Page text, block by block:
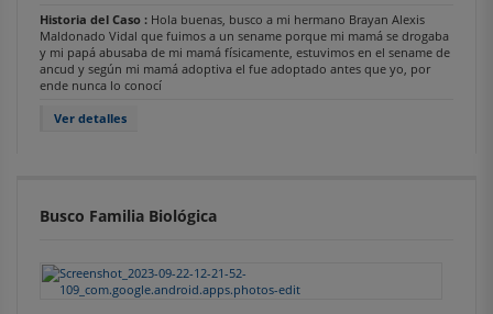
Historia del Caso : Hola buenas, busco a mi hermano Brayan Alexis
Maldonado Vidal que fuimos a un sename porque mi mamá se drogaba
y mi papá abusaba de mi mamá físicamente, estuvimos en el sename de
ancud y según mi mamá adoptiva el fue adoptado antes que yo, por
ende nunca lo conocí
Ver detalles
Busco Familia Biológica